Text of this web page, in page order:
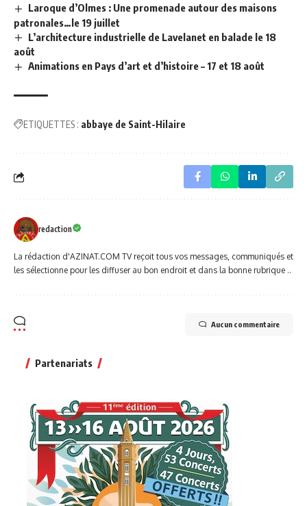
Laroque d’Olmes : Une promenade autour des maisons
patronales…le 19 juillet
L’architecture industrielle de Lavelanet en balade le 18
août
Animations en Pays d’art et d’histoire – 17 et 18 août
ETIQUETTES : abbaye de Saint-Hilaire
redaction
La rédaction d'AZINAT.COM TV reçoit tous vos messages, communiqués et
les sélectionne pour les diffuser au bon endroit et dans la bonne rubrique ..
Aucun commentaire
Partenariats